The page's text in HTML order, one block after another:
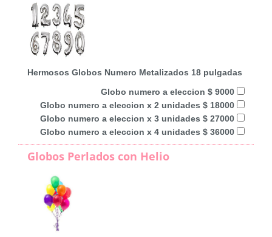
Hermosos Globos Numero Metalizados 18 pulgadas
Globo numero a eleccion $ 9000
Globo numero a eleccion x 2 unidades $ 18000
Globo numero a eleccion x 3 unidades $ 27000
Globo numero a eleccion x 4 unidades $ 36000
Globos Perlados con Helio